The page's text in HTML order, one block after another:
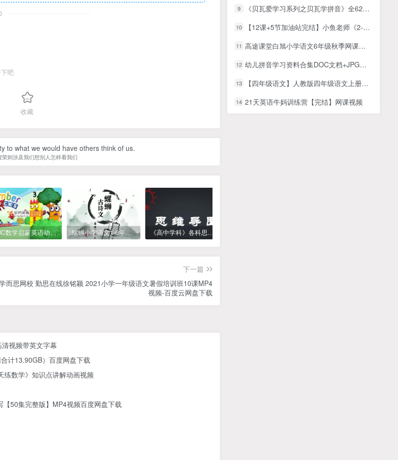
吧
收藏
to what we would have others think of us.
则涉及我们想别人怎样看我们
BBC数学启蒙英语动画Numberblocks数字积木，全七季共161集，1080P高清视频带英文字幕 螺蛳小学语文1-6年级《小学古诗文》课程视频 《高中学科》各科思维导图
下一篇
而思网校 勤思在线徐铭颖 2021小学一年级语文暑假培训班10课MP4
视频-百度云网盘下载
视频带英文字幕
计13.90GB）百度网盘下载
练数学》知识点讲解动画视频
【50集完整版】MP4视频百度网盘下载
9 《贝瓦爱学习系列之贝瓦学拼音》全62集动画视频课程 百度网盘下载
10 【12课+5节加油站完结】小鱼老师《2-4年级数学几何专题》MP4视频课程+讲义资料文档，小学数学几何网课课程
11 高途课堂白旭小学语文6年级秋季网课视频
12 幼儿拼音学习资料合集DOC文档+JPG图片可打印
13 【四年级语文】人教版四年级语文上册同步名师讲座
14 21天英语牛妈训练营【完结】网课视频